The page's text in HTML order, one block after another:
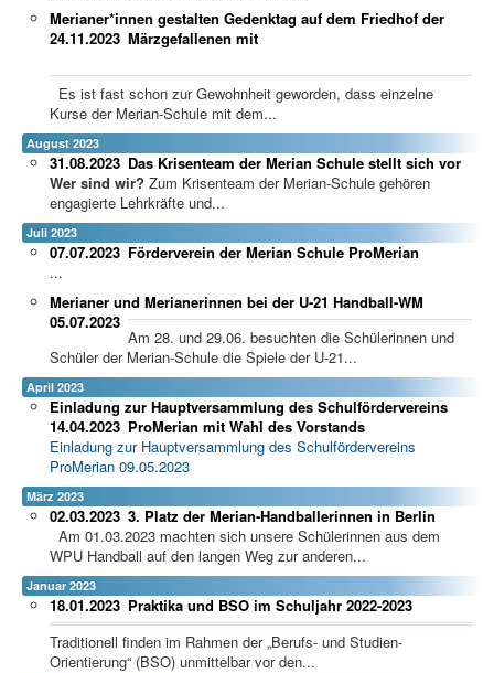
Merianer*innen gestalten Gedenktag auf dem Friedhof der
Märzgefallenen mit
24.11.2023
Es ist fast schon zur Gewohnheit geworden, dass einzelne
Kurse der Merian-Schule mit dem...
August 2023
Das Krisenteam der Merian Schule stellt sich vor
31.08.2023
Wer sind wir? Zum Krisenteam der Merian-Schule gehören
engagierte Lehrkräfte und...
Juli 2023
Förderverein der Merian Schule ProMerian
07.07.2023
...
Merianer und Merianerinnen bei der U-21 Handball-WM
05.07.2023
Am 28. und 29.06. besuchten die Schülerinnen und
Schüler der Merian-Schule die Spiele der U-21...
April 2023
Einladung zur Hauptversammlung des Schulfördervereins
ProMerian mit Wahl des Vorstands
14.04.2023
Einladung zur Hauptversammlung des Schulfördervereins
ProMerian 09.05.2023
März 2023
3. Platz der Merian-Handballerinnen in Berlin
02.03.2023
Am 01.03.2023 machten sich unsere Schülerinnen aus dem
WPU Handball auf den langen Weg zur anderen...
Januar 2023
Praktika und BSO im Schuljahr 2022-2023
18.01.2023
Traditionell finden im Rahmen der „Berufs- und Studien-
Orientierung“ (BSO) unmittelbar vor den...